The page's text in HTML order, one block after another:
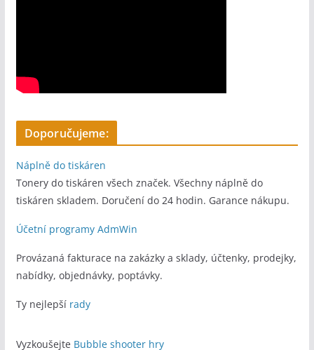
Doporučujeme:
Náplně do tiskáren
Tonery do tiskáren všech značek. Všechny náplně do
tiskáren skladem. Doručení do 24 hodin. Garance nákupu.
Účetní programy AdmWin
Provázaná fakturace na zakázky a sklady, účtenky, prodejky,
nabídky, objednávky, poptávky.
Ty nejlepší rady
Vyzkoušejte Bubble shooter hry